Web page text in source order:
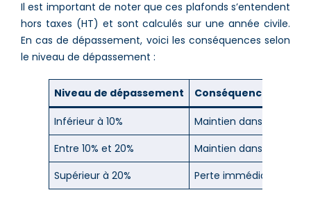
Il est important de noter que ces plafonds s’entendent
hors taxes (HT) et sont calculés sur une année civile.
En cas de dépassement, voici les conséquences selon
le niveau de dépassement :
Niveau de dépassement Conséquence
Inférieur à 10%
Maintien dans le
Entre 10% et 20%
Maintien dans le
Supérieur à 20%
Perte immédiate du